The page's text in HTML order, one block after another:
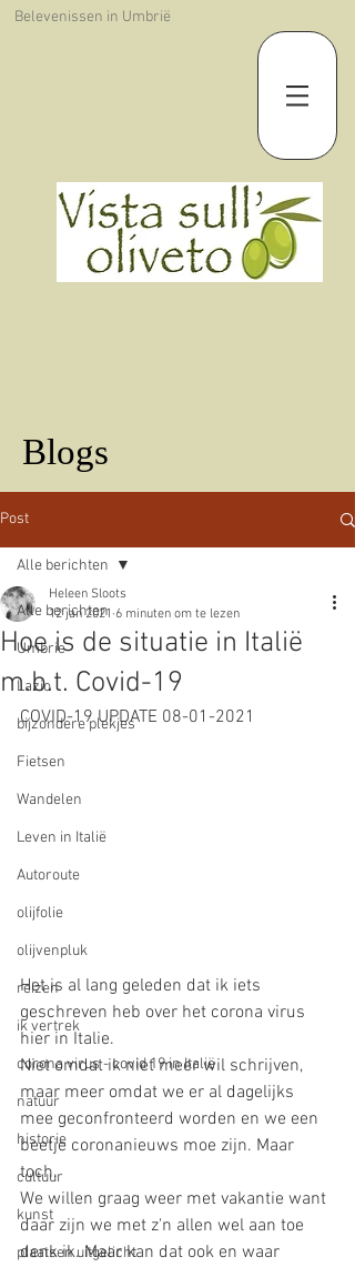
Belevenissen in Umbrië
Blogs
Post
Alle berichten
Umbrie
Lazio
bijzondere plekjes
Fietsen
Wandelen
Leven in Italië
Autoroute
olijfolie
olijvenpluk
reizen
ik vertrek
corona virus - covid 19 in Italië
natuur
historie
cultuur
kunst
plaatsen uitgelicht
Alle berichten
Hoe is de situatie in Italië
m.b.t. Covid-19
Heleen Sloots
12 jan 2021 6 minuten om te lezen
COVID-19 UPDATE 08-01-2021
Het is al lang geleden dat ik iets
geschreven heb over het corona virus
hier in Italie.
Niet omdat ik niet meer wil schrijven,
maar meer omdat we er al dagelijks
mee geconfronteerd worden en we een
beetje coronanieuws moe zijn. Maar
toch.
We willen graag weer met vakantie want
daar zijn we met z'n allen wel aan toe
denk ik. Maar kan dat ook en waar